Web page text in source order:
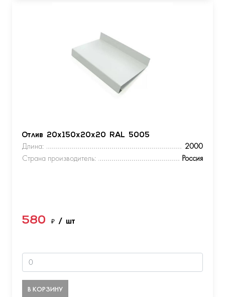
Отлив 20х150х20х20 RAL 5005
Длина:
2000
Страна производитель:
Россия
580 ₽ / шт
В КОРЗИНУ